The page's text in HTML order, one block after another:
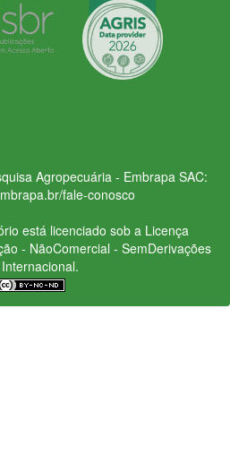
Agropecuária - Embrapa SAC:
fale-conosco
está licenciado sob a Licença
- NãoComercial - SemDerivações